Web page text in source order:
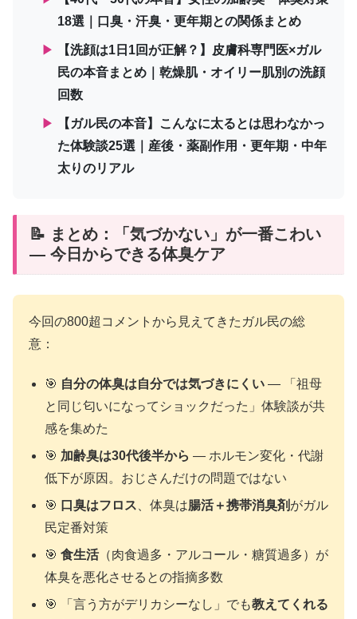
18選｜口臭・汗臭・更年期との関係まとめ
▶
【洗顔は1日1回が正解？】皮膚科専門医×ガル
民の本音まとめ｜乾燥肌・オイリー肌別の洗顔
回数
▶
【ガル民の本音】こんなに太るとは思わなかっ
た体験談25選｜産後・薬副作用・更年期・中年
太りのリアル
📝 まとめ：「気づかない」が一番こわい
— 今日からできる体臭ケア
今回の800超コメントから見えてきたガル民の総
意：
🎯 自分の体臭は自分では気づきにくい — 「祖母
と同じ匂いになってショックだった」体験談が共
感を集めた
🎯 加齢臭は30代後半から — ホルモン変化・代謝
低下が原因。おじさんだけの問題ではない
🎯 口臭はフロス 、体臭は腸活＋携帯消臭剤 がガル
民定番対策
🎯 食生活（肉食過多・アルコール・糖質過多）が
体臭を悪化させるとの指摘多数
🎯 「言う方がデリカシーなし」でも教えてくれる